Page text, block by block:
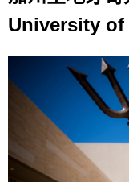
教育优势
留学生活
问答集
英国留学
University of